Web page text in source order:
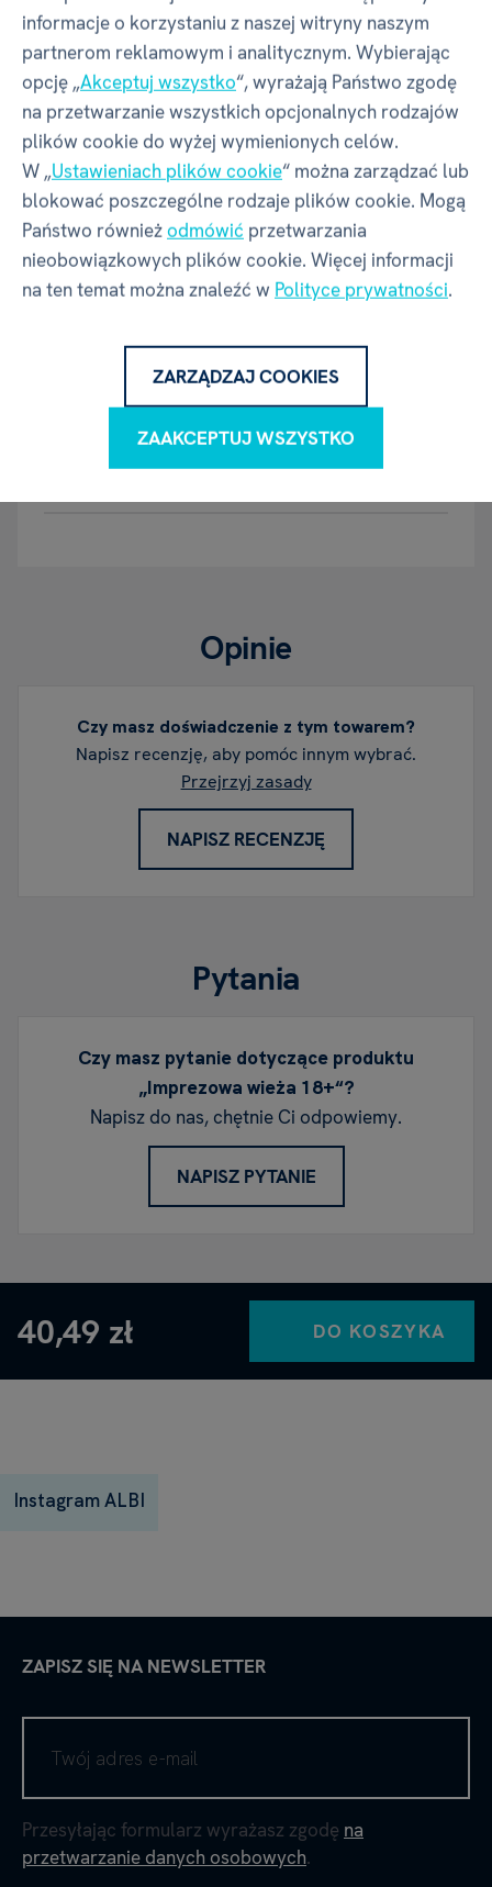
Wysokość 205 mm
Waga 420 g
Producent - w rozumieniu
GPSR
Thámova 289/13, Karlín | Praga |
186 00 | Czechy
Opinie
Czy masz doświadczenie z tym towarem?
Napisz recenzję, aby pomóc innym wybrać.
Przejrzyj zasady
NAPISZ RECENZJĘ
Pytania
Czy masz pytanie dotyczące produktu
„Imprezowa wieża 18+“?
Napisz do nas, chętnie Ci odpowiemy.
NAPISZ PYTANIE
40,49 zł DO KOSZYKA
Instagram ALBI
ZAPISZ SIĘ NA NEWSLETTER
Przesyłając formularz wyrażasz zgodę na
przetwarzanie danych osobowych.
informacje o korzystaniu z naszej witryny naszym
partnerom reklamowym i analitycznym. Wybierając
opcję „Akceptuj wszystko“, wyrażają Państwo zgodę
na przetwarzanie wszystkich opcjonalnych rodzajów
plików cookie do wyżej wymienionych celów.
W „Ustawieniach plików cookie“ można zarządzać lub
blokować poszczególne rodzaje plików cookie. Mogą
Państwo równieżodmówić przetwarzania
nieobowiązkowych plików cookie. Więcej informacji
na ten temat można znaleźć w Polityce prywatności.
ZARZĄDZAJ COOKIES
ZAAKCEPTUJ WSZYSTKO